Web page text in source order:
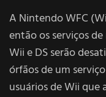
A Nintendo WFC
então os serviços
Wii e DS serão
órfãos de um
usuários de Wii que